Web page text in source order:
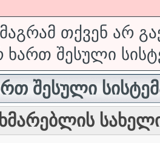
თქვენ არ
ხართ შესული
შესული